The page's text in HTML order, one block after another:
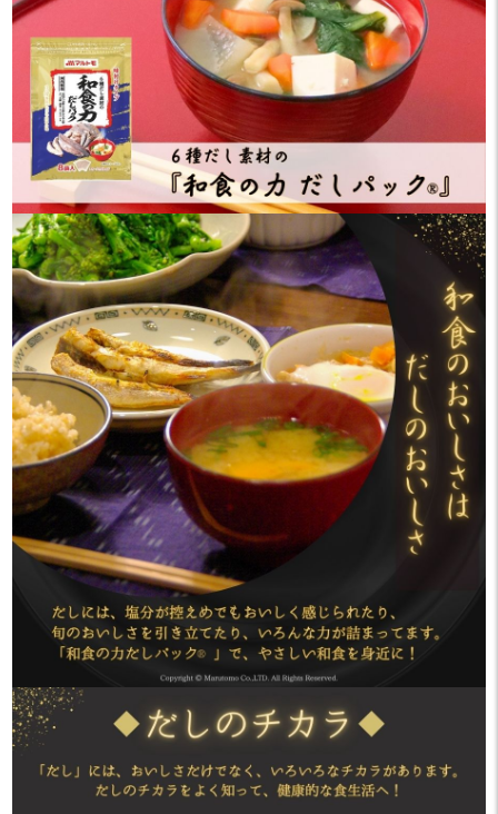
今日は天気が良くて嬉しい
🧺🤍
金曜日、１日頑張りましょ
う！！
PR
#マルトモ #和食の力だしパ
ック #marutomo_fan
#朝ごはん #汁もの #けんち
ん汁 #お出汁 #cooking
#作り置き #作り置きおかず
#おうちごはん #和食
#ふたり暮らし #ていねいな
暮らし#mikoごはん
.
.
るそう⛰️
・
具材がシンプルなだけに
おだしの良し悪しでかなり
左右されますが
これまた絶品
あっさりだけど味がぼやけ
ることのない
美味しい丼に仕上がりまし
た👏
・
香りが良いので
茶碗蒸しにピッタリなので
はと
一品作ってみました🥢
・
ちょっとした一品のつもり
が
メイン級に美味しい
リピ決定です🫡
・
手軽に本格的なだしがとれ
るこちら
皆様も是非チェックしてみ
てくださいね😉
・
最後までお読みいただき
ありがとうございます🍀
𓌉𓇋••┈┈┈┈••𓌉𓇋••┈┈┈┈••𓌉
いいね👍️・フォローありが
とうございます✨💕
・
こちらのアカウントでは、